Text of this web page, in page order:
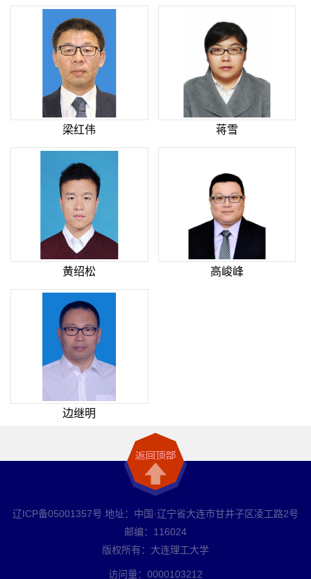
梁红伟 蒋雪
黄绍松 高峻峰
边继明
辽ICP备05001357号 地址：中国·辽宁省大连市甘井子区凌工路2号
邮编：116024
版权所有：大连理工大学
访问量： 0000103212